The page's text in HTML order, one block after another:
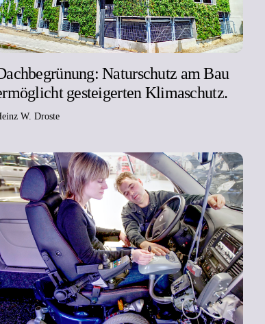
Naturschutz am Bau
gesteigerten Klimaschutz.
W. Droste